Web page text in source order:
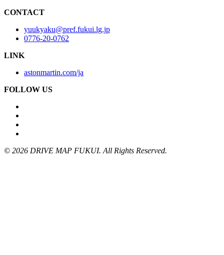
CONTACT
yuukyaku@pref.fukui.lg.jp
0776-20-0762
LINK
astonmartin.com/ja
FOLLOW US
© 2026 DRIVE MAP FUKUI. All Rights Reserved.